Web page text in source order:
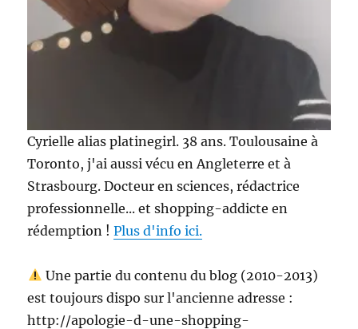
Cyrielle alias platinegirl. 38 ans. Toulousaine à
Toronto, j'ai aussi vécu en Angleterre et à
Strasbourg. Docteur en sciences, rédactrice
professionnelle... et shopping-addicte en
rédemption !Plus d'info ici.
Une partie du contenu du blog (2010-2013)
est toujours dispo sur l'ancienne adresse :
http://apologie-d-une-shopping-